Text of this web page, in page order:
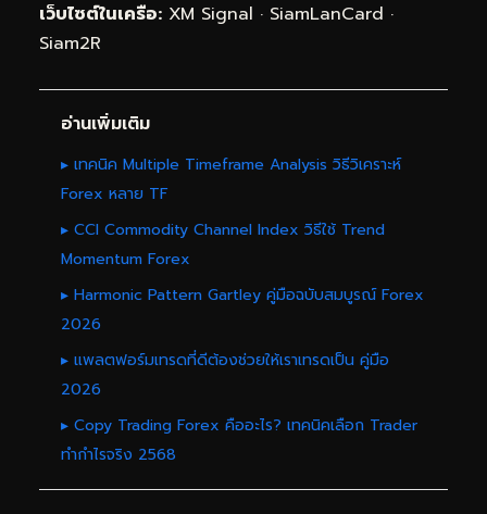
เว็บไซต์ในเครือ: XM Signal · SiamLanCard ·
Siam2R
อ่านเพิ่มเติม
▸ เทคนิค Multiple Timeframe Analysis วิธีวิเคราะห์
Forex หลาย TF
▸ CCI Commodity Channel Index วิธีใช้ Trend
Momentum Forex
▸ Harmonic Pattern Gartley คู่มือฉบับสมบูรณ์ Forex
2026
▸ แพลตฟอร์มเทรดที่ดีต้องช่วยให้เราเทรดเป็น คู่มือ
2026
▸ Copy Trading Forex คืออะไร? เทคนิคเลือก Trader
ทำกำไรจริง 2568